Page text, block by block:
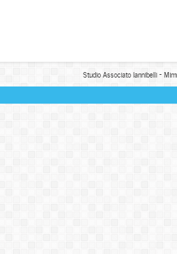
Studio Associato Iannibelli -